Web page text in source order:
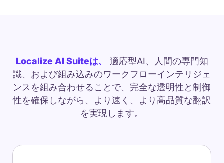
Localize AI Suiteは、
適応型AI、人間の専門知
識、および組み込みのワークフローインテリジェ
ンスを組み合わせることで、完全な透明性と制御
性を確保しながら、より速く、より高品質な翻訳
を実現します。